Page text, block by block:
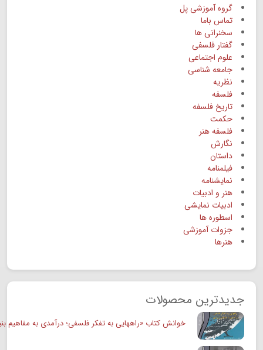
گروه آموزشی پل
تماس باما
سخنرانی ها
گفتار فلسفی
علوم اجتماعی
جامعه شناسی
نظریه
فلسفه
تاریخ فلسفه
حکمت
فلسفه هنر
نگارش
داستان
فیلمنامه
نمایشنامه
هنر و ادبیات
ادبیات نمایشی
اسطوره ها
جزوات آموزشی
هنرها
جدیدترین محصولات
خوانش کتاب «راههایی به تفکر فلسفی؛ درآمدی به مفاهیم